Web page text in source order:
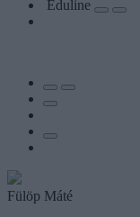
Eduline
Fülöp Máté